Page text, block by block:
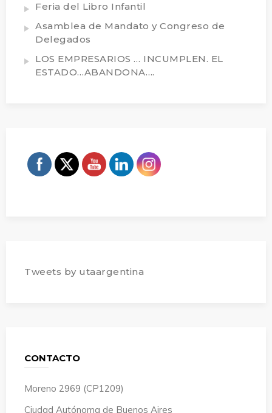
Feria del Libro Infantil
Asamblea de Mandato y Congreso de
Delegados
LOS EMPRESARIOS … INCUMPLEN. EL
ESTADO…ABANDONA….
Tweets by utaargentina
CONTACTO
Moreno 2969 (CP1209)
Ciudad Autónoma de Buenos Aires